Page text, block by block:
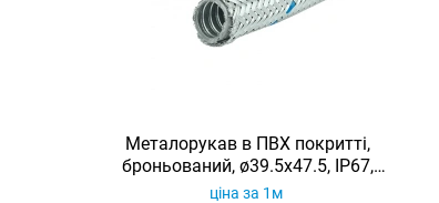
Металорукав в ПВХ покритті,
броньований, ø39.5x47.5, IP67,
SFP040F3E
ціна за 1м